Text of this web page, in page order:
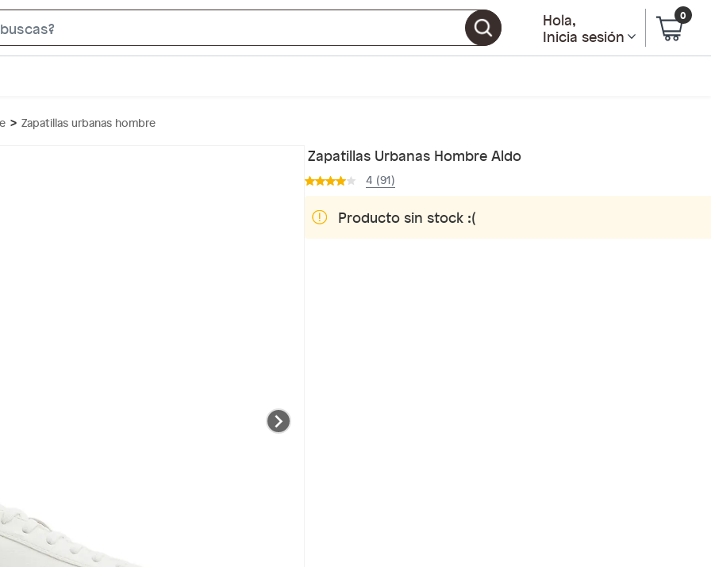
e
Hola,
Inicia sesión
0
Zapatillas urbanas hombre
Zapatillas Urbanas Hombre Aldo
4 (91)
Producto sin stock :(